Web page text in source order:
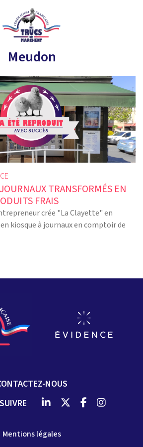
Meudon
TRANSFORMÉS EN
FRAIS
crée "La Clayette" en
kiosque à journaux en comptoir de
Mentions légales
NOUS